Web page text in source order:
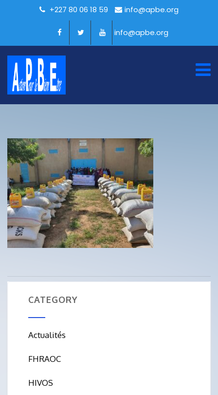
+227 80 06 18 59 info@apbe.org
info@apbe.org
CATEGORY
Actualités
FHRAOC
HIVOS